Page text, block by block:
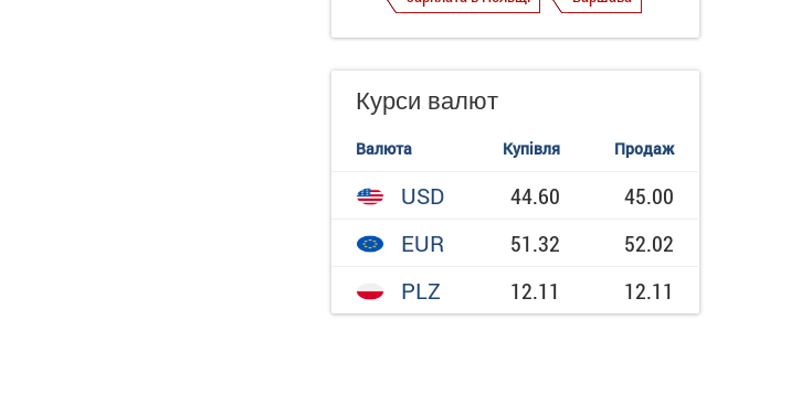
Курси валют
Валюта Купівля Продаж
USD 44.60
45.00
EUR
51.32
52.02
PLZ
12.11 12.11